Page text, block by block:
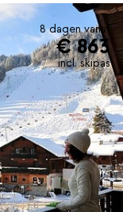
8 dagen vanaf
€ 863
incl. skipas